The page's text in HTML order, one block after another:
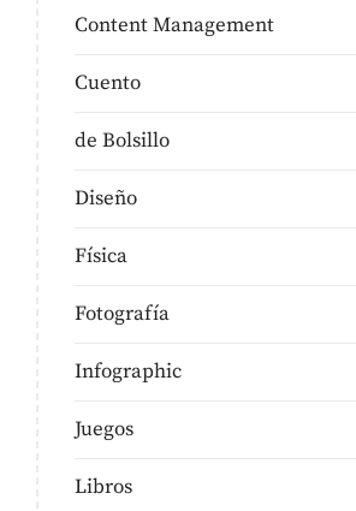
Content Management
Cuento
de Bolsillo
Diseño
Física
Fotografía
Infographic
Juegos
Libros